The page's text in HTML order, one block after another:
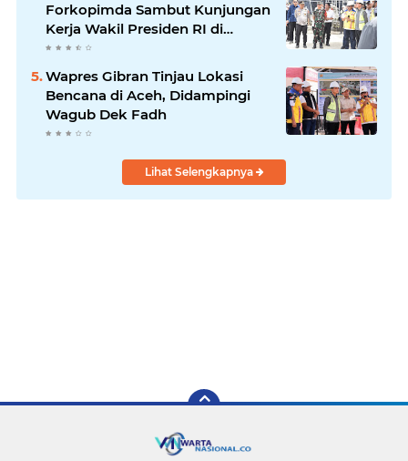
Forkopimda Sambut Kunjungan
Kerja Wakil Presiden RI di
Kabupaten Bireuen
Wapres Gibran Tinjau Lokasi
Bencana di Aceh, Didampingi
Wagub Dek Fadh
Lihat Selengkapnya